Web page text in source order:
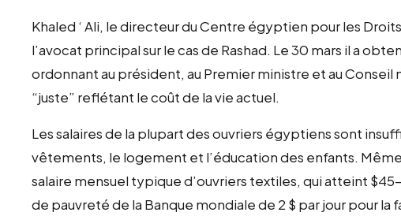
Khaled ‘ Ali, le directeur du Centre égyptien pour les
l’avocat principal sur le cas de Rashad. Le 30 mars il a
ordonnant au président, au Premier ministre et au Conseil
“juste” reflétant le coût de la vie actuel.
Les salaires de la plupart des ouvriers égyptiens sont
vêtements, le logement et l’éducation des enfants.
salaire mensuel typique d’ouvriers textiles, qui atteint
de pauvreté de la Banque mondiale de 2 $ par jour pour